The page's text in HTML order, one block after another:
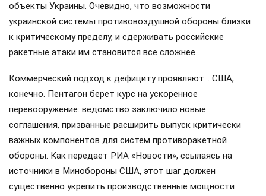
объекты Украины. Очевидно, что возможности
украинской системы противовоздушной обороны близки
к критическому пределу, и сдерживать российские
ракетные атаки им становится всё сложнее
Коммерческий подход к дефициту проявляют… США,
конечно. Пентагон берет курс на ускоренное
перевооружение: ведомство заключило новые
соглашения, призванные расширить выпуск критически
важных компонентов для систем противоракетной
обороны. Как передает РИА «Новости», ссылаясь на
источники в Минобороны США, этот шаг должен
существенно укрепить производственные мощности